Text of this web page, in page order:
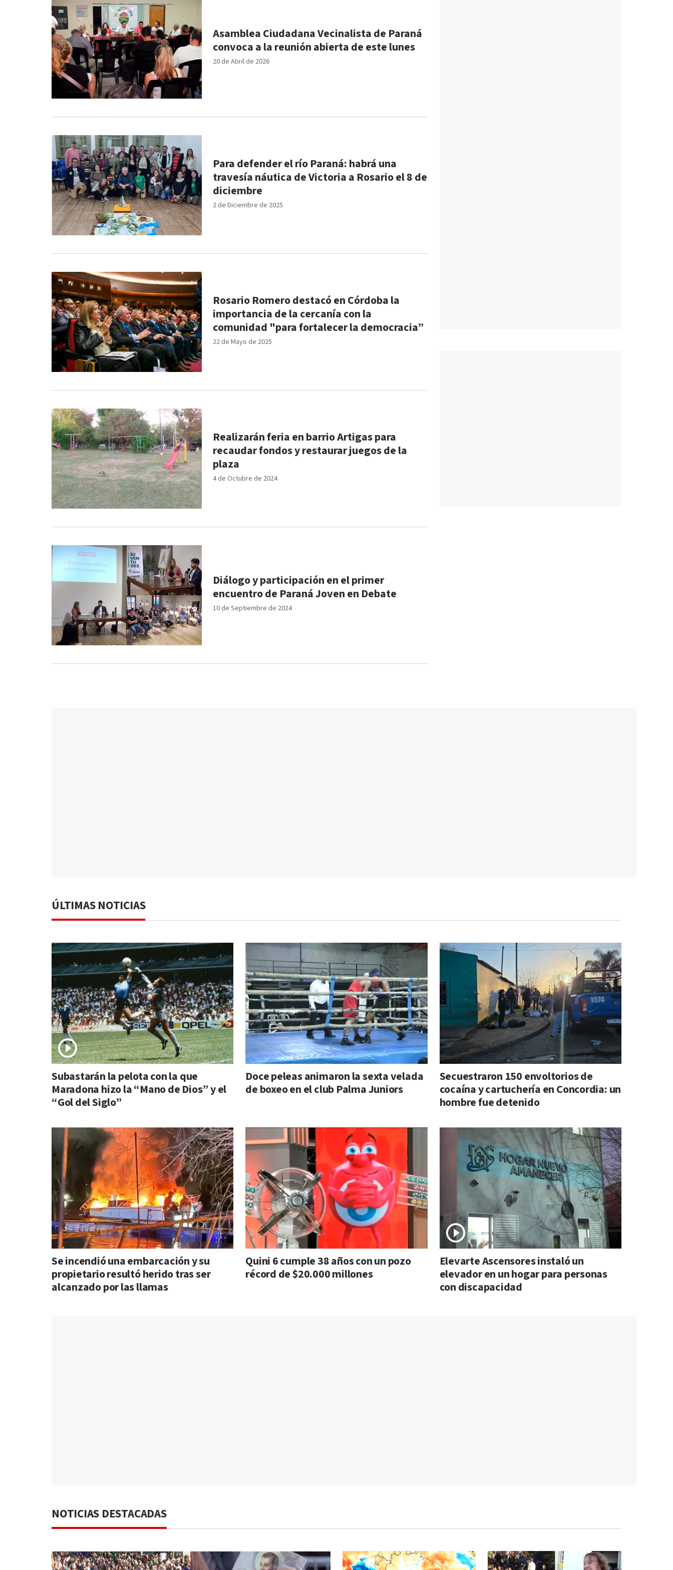
20 de Abril de 2026
Asamblea Ciudadana Vecinalista de Paraná
convoca a la reunión abierta de este lunes
2 de Diciembre de 2025
Para defender el río Paraná: habrá una
travesía náutica de Victoria a Rosario el 8 de
diciembre
22 de Mayo de 2025
Rosario Romero destacó en Córdoba la
importancia de la cercanía con la
comunidad "para fortalecer la democracia”
4 de Octubre de 2024
Realizarán feria en barrio Artigas para
recaudar fondos y restaurar juegos de la
plaza
10 de Septiembre de 2024
Diálogo y participación en el primer
encuentro de Paraná Joven en Debate
ÚLTIMAS NOTICIAS
Subastarán la pelota con la que
Maradona hizo la “Mano de Dios” y el
“Gol del Siglo”
Doce peleas animaron la sexta velada
de boxeo en el club Palma Juniors
Secuestraron 150 envoltorios de
cocaína y cartuchería en Concordia: un
hombre fue detenido
Se incendió una embarcación y su
propietario resultó herido tras ser
alcanzado por las llamas
Quini 6 cumple 38 años con un pozo
récord de $20.000 millones
Elevarte Ascensores instaló un
elevador en un hogar para personas
con discapacidad
NOTICIAS DESTACADAS